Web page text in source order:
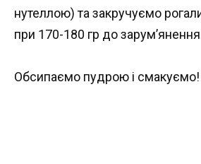
нутеллою) та закручуємо
при 170-180 гр до
Обсипаємо пудрою і смакуємо!